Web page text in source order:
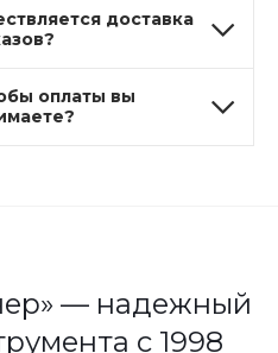
доставка
оплаты вы
— надежный
с 1998